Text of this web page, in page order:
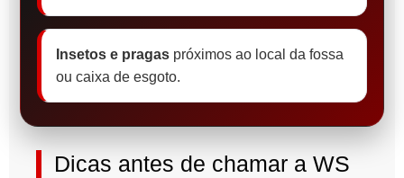
Insetos e pragas próximos ao local da fossa
ou caixa de esgoto.
Dicas antes de chamar a WS